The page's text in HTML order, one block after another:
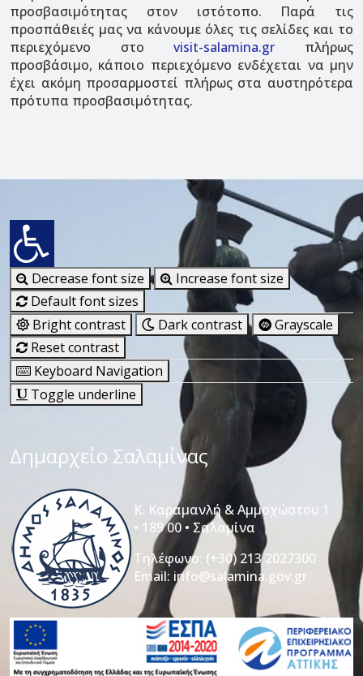
προσβασιμότητας στον ιστότοπο. Παρά τις
προσπάθειές μας να κάνουμε όλες τις σελίδες και το
περιεχόμενο στοvisit-salamina.gr πλήρως
προσβάσιμο, κάποιο περιεχόμενο ενδέχεται να μην
έχει ακόμη προσαρμοστεί πλήρως στα αυστηρότερα
πρότυπα προσβασιμότητας.
Decrease font size
Increase font size
Default font sizes
Bright contrast
Dark contrast
Grayscale
Reset contrast
Keyboard Navigation
Toggle underline
Δημαρχείο Σαλαμίνας
Κ. Καραμανλή & Αμμοχώστου 1
• 189 00 • Σαλαμίνα
Τηλέφωνο: (+30) 213 2027300
Email: info@salamina.gov.gr